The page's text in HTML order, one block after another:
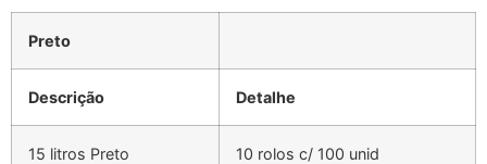
Preto
Descrição Detalhe
15 litros Preto 10 rolos c/ 100 unid